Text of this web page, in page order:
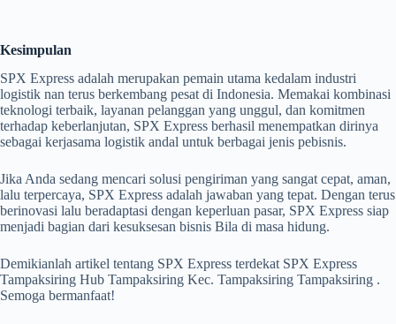
Kesimpulan
SPX Express adalah merupakan pemain utama kedalam industri
logistik nan terus berkembang pesat di Indonesia. Memakai kombinasi
teknologi terbaik, layanan pelanggan yang unggul, dan komitmen
terhadap keberlanjutan, SPX Express berhasil menempatkan dirinya
sebagai kerjasama logistik andal untuk berbagai jenis pebisnis.
Jika Anda sedang mencari solusi pengiriman yang sangat cepat, aman,
lalu terpercaya, SPX Express adalah jawaban yang tepat. Dengan terus
berinovasi lalu beradaptasi dengan keperluan pasar, SPX Express siap
menjadi bagian dari kesuksesan bisnis Bila di masa hidung.
Demikianlah artikel tentang SPX Express terdekat SPX Express
Tampaksiring Hub Tampaksiring Kec. Tampaksiring Tampaksiring .
Semoga bermanfaat!